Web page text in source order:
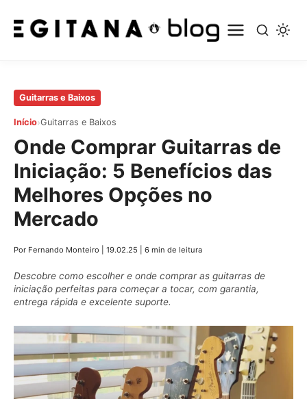
Pular
conteúdo
principal
Guitarras e Baixos
Início›Guitarras e Baixos
Onde Comprar Guitarras de
Iniciação: 5 Benefícios das
Melhores Opções no
Mercado
Por Fernando Monteiro 19.02.25 6 min de leitura
Descobre como escolher e onde comprar as guitarras de
iniciação perfeitas para começar a tocar, com garantia,
entrega rápida e excelente suporte.